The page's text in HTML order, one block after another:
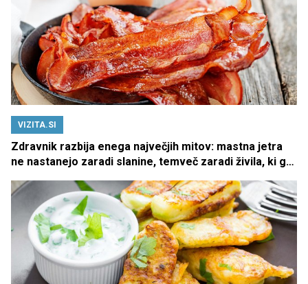
VIZITA.SI
Zdravnik razbija enega največjih mitov: mastna jetra
ne nastanejo zaradi slanine, temveč zaradi živila, ki ga